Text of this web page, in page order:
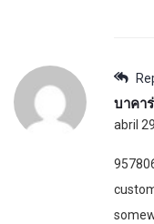
บาคา
abril